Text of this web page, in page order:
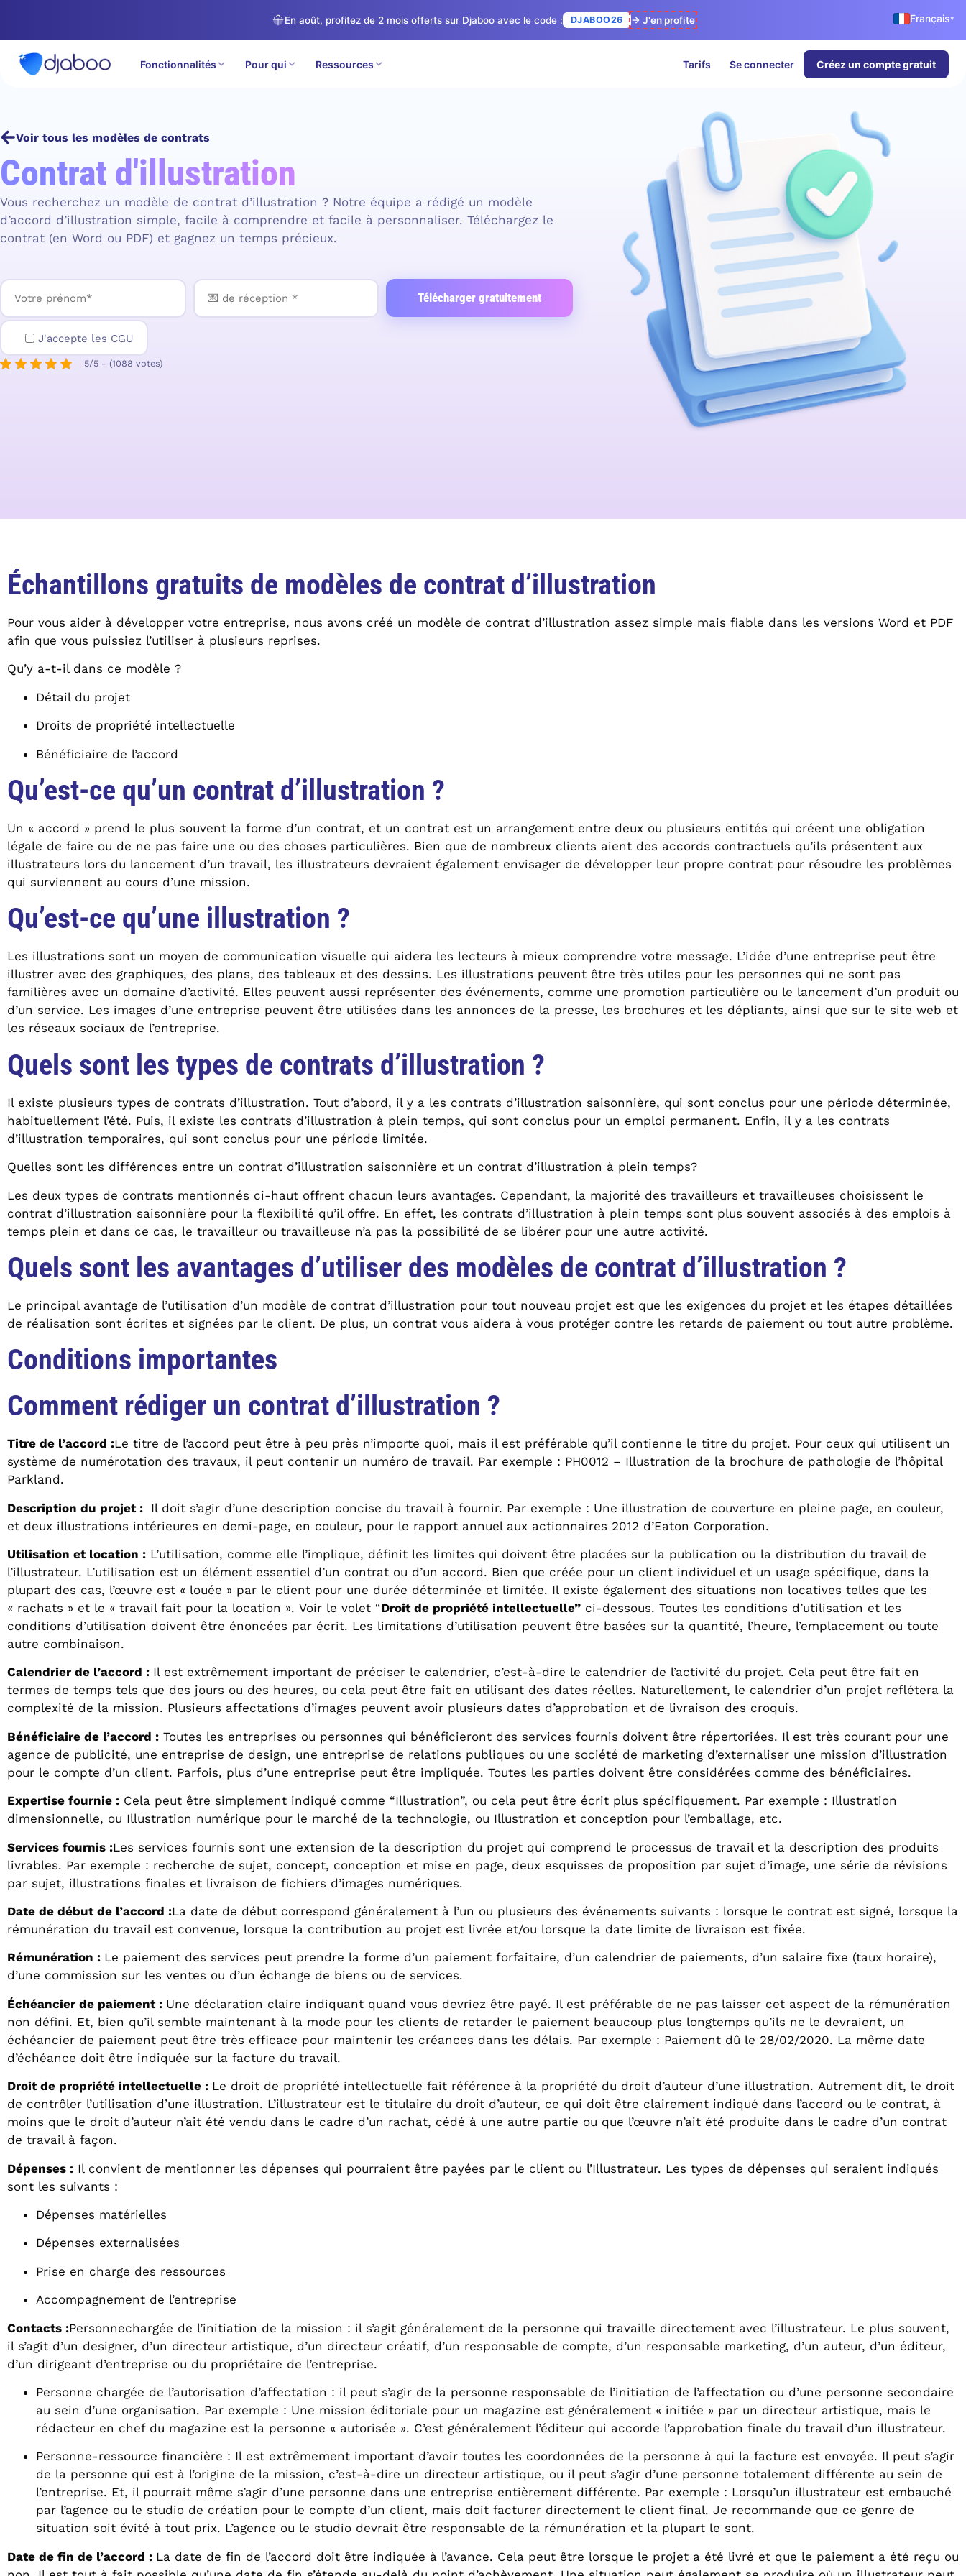
En août, profitez de 2 mois offerts sur Djaboo avec le code : DJABOO26 → J'en profite Français▾
Fonctionnalités Pour qui Ressources Tarifs Se connecter Créez un compte gratuit
Voir tous les modèles de contrats
Contrat d'illustration
Vous recherchez un modèle de contrat d’illustration ? Notre équipe a rédigé un modèle
d’accord d’illustration simple, facile à comprendre et facile à personnaliser. Téléchargez le
contrat (en Word ou PDF) et gagnez un temps précieux.
J'accepte les CGU
5/5 - (1088 votes)
Échantillons gratuits de modèles de contrat d’illustration
Pour vous aider à développer votre entreprise, nous avons créé un modèle de contrat d’illustration assez simple mais fiable dans les versions Word et PDF
afin que vous puissiez l’utiliser à plusieurs reprises.
Qu’y a-t-il dans ce modèle ?
Détail du projet
Droits de propriété intellectuelle
Bénéficiaire de l’accord
Qu’est-ce qu’un contrat d’illustration ?
Un « accord » prend le plus souvent la forme d’un contrat, et un contrat est un arrangement entre deux ou plusieurs entités qui créent une obligation
légale de faire ou de ne pas faire une ou des choses particulières. Bien que de nombreux clients aient des accords contractuels qu’ils présentent aux
illustrateurs lors du lancement d’un travail, les illustrateurs devraient également envisager de développer leur propre contrat pour résoudre les problèmes
qui surviennent au cours d’une mission.
Qu’est-ce qu’une illustration ?
Les illustrations sont un moyen de communication visuelle qui aidera les lecteurs à mieux comprendre votre message. L’idée d’une entreprise peut être
illustrer avec des graphiques, des plans, des tableaux et des dessins. Les illustrations peuvent être très utiles pour les personnes qui ne sont pas
familières avec un domaine d’activité. Elles peuvent aussi représenter des événements, comme une promotion particulière ou le lancement d’un produit ou
d’un service. Les images d’une entreprise peuvent être utilisées dans les annonces de la presse, les brochures et les dépliants, ainsi que sur le site web et
les réseaux sociaux de l’entreprise.
Quels sont les types de contrats d’illustration ?
Il existe plusieurs types de contrats d’illustration. Tout d’abord, il y a les contrats d’illustration saisonnière, qui sont conclus pour une période déterminée,
habituellement l’été. Puis, il existe les contrats d’illustration à plein temps, qui sont conclus pour un emploi permanent. Enfin, il y a les contrats
d’illustration temporaires, qui sont conclus pour une période limitée.
Quelles sont les différences entre un contrat d’illustration saisonnière et un contrat d’illustration à plein temps?
Les deux types de contrats mentionnés ci-haut offrent chacun leurs avantages. Cependant, la majorité des travailleurs et travailleuses choisissent le
contrat d’illustration saisonnière pour la flexibilité qu’il offre. En effet, les contrats d’illustration à plein temps sont plus souvent associés à des emplois à
temps plein et dans ce cas, le travailleur ou travailleuse n’a pas la possibilité de se libérer pour une autre activité.
Quels sont les avantages d’utiliser des modèles de contrat d’illustration ?
Le principal avantage de l’utilisation d’un modèle de contrat d’illustration pour tout nouveau projet est que les exigences du projet et les étapes détaillées
de réalisation sont écrites et signées par le client. De plus, un contrat vous aidera à vous protéger contre les retards de paiement ou tout autre problème.
Conditions importantes
Comment rédiger un contrat d’illustration ?
Titre de l’accord :Le titre de l’accord peut être à peu près n’importe quoi, mais il est préférable qu’il contienne le titre du projet. Pour ceux qui utilisent un
système de numérotation des travaux, il peut contenir un numéro de travail. Par exemple : PH0012 – Illustration de la brochure de pathologie de l’hôpital
Parkland.
Description du projet: Il doit s’agir d’une description concise du travail à fournir. Par exemple : Une illustration de couverture en pleine page, en couleur,
et deux illustrations intérieures en demi-page, en couleur, pour le rapport annuel aux actionnaires 2012 d’Eaton Corporation.
Utilisation et location : L’utilisation, comme elle l’implique, définit les limites qui doivent être placées sur la publication ou la distribution du travail de
l’illustrateur. L’utilisation est un élément essentiel d’un contrat ou d’un accord. Bien que créée pour un client individuel et un usage spécifique, dans la
plupart des cas, l’œuvre est « louée » par le client pour une durée déterminée et limitée. Il existe également des situations non locatives telles que les
« rachats » et le « travail fait pour la location ». Voir le volet “Droit de propriété intellectuelle” ci-dessous. Toutes les conditions d’utilisation et les
conditions d’utilisation doivent être énoncées par écrit. Les limitations d’utilisation peuvent être basées sur la quantité, l’heure, l’emplacement ou toute
autre combinaison.
Calendrier de l’accord : Il est extrêmement important de préciser le calendrier, c’est-à-dire le calendrier de l’activité du projet. Cela peut être fait en
termes de temps tels que des jours ou des heures, ou cela peut être fait en utilisant des dates réelles. Naturellement, le calendrier d’un projet reflétera la
complexité de la mission. Plusieurs affectations d’images peuvent avoir plusieurs dates d’approbation et de livraison des croquis.
Bénéficiaire de l’accord : Toutes les entreprises ou personnes qui bénéficieront des services fournis doivent être répertoriées. Il est très courant pour une
agence de publicité, une entreprise de design, une entreprise de relations publiques ou une société de marketing d’externaliser une mission d’illustration
pour le compte d’un client. Parfois, plus d’une entreprise peut être impliquée. Toutes les parties doivent être considérées comme des bénéficiaires.
Expertise fournie : Cela peut être simplement indiqué comme “Illustration”, ou cela peut être écrit plus spécifiquement. Par exemple : Illustration
dimensionnelle, ou Illustration numérique pour le marché de la technologie, ou Illustration et conception pour l’emballage, etc.
Services fournis :Les services fournis sont une extension de la description du projet qui comprend le processus de travail et la description des produits
livrables. Par exemple : recherche de sujet, concept, conception et mise en page, deux esquisses de proposition par sujet d’image, une série de révisions
par sujet, illustrations finales et livraison de fichiers d’images numériques.
Date de début de l’accord :La date de début correspond généralement à l’un ou plusieurs des événements suivants : lorsque le contrat est signé, lorsque la
rémunération du travail est convenue, lorsque la contribution au projet est livrée et/ou lorsque la date limite de livraison est fixée.
Rémunération : Le paiement des services peut prendre la forme d’un paiement forfaitaire, d’un calendrier de paiements, d’un salaire fixe (taux horaire),
d’une commission sur les ventes ou d’un échange de biens ou de services.
Échéancier de paiement : Une déclaration claire indiquant quand vous devriez être payé. Il est préférable de ne pas laisser cet aspect de la rémunération
non défini. Et, bien qu’il semble maintenant à la mode pour les clients de retarder le paiement beaucoup plus longtemps qu’ils ne le devraient, un
échéancier de paiement peut être très efficace pour maintenir les créances dans les délais. Par exemple : Paiement dû le 28/02/2020. La même date
d’échéance doit être indiquée sur la facture du travail.
Droit de propriété intellectuelle : Le droit de propriété intellectuelle fait référence à la propriété du droit d’auteur d’une illustration. Autrement dit, le droit
de contrôler l’utilisation d’une illustration. L’illustrateur est le titulaire du droit d’auteur, ce qui doit être clairement indiqué dans l’accord ou le contrat, à
moins que le droit d’auteur n’ait été vendu dans le cadre d’un rachat, cédé à une autre partie ou que l’œuvre n’ait été produite dans le cadre d’un contrat
de travail à façon.
Dépenses : Il convient de mentionner les dépenses qui pourraient être payées par le client ou l’Illustrateur. Les types de dépenses qui seraient indiqués
sont les suivants :
Dépenses matérielles
Dépenses externalisées
Prise en charge des ressources
Accompagnement de l’entreprise
Contacts :Personnechargée de l’initiation de la mission : il s’agit généralement de la personne qui travaille directement avec l’illustrateur. Le plus souvent,
il s’agit d’un designer, d’un directeur artistique, d’un directeur créatif, d’un responsable de compte, d’un responsable marketing, d’un auteur, d’un éditeur,
d’un dirigeant d’entreprise ou du propriétaire de l’entreprise.
Personne chargée de l’autorisation d’affectation : il peut s’agir de la personne responsable de l’initiation de l’affectation ou d’une personne secondaire
au sein d’une organisation. Par exemple : Une mission éditoriale pour un magazine est généralement « initiée » par un directeur artistique, mais le
rédacteur en chef du magazine est la personne « autorisée ». C’est généralement l’éditeur qui accorde l’approbation finale du travail d’un illustrateur.
Personne-ressource financière : Il est extrêmement important d’avoir toutes les coordonnées de la personne à qui la facture est envoyée. Il peut s’agir
de la personne qui est à l’origine de la mission, c’est-à-dire un directeur artistique, ou il peut s’agir d’une personne totalement différente au sein de
l’entreprise. Et, il pourrait même s’agir d’une personne dans une entreprise entièrement différente. Par exemple : Lorsqu’un illustrateur est embauché
par l’agence ou le studio de création pour le compte d’un client, mais doit facturer directement le client final. Je recommande que ce genre de
situation soit évité à tout prix. L’agence ou le studio devrait être responsable de la rémunération et la plupart le sont.
Date de fin de l’accord : La date de fin de l’accord doit être indiquée à l’avance. Cela peut être lorsque le projet a été livré et que le paiement a été reçu ou